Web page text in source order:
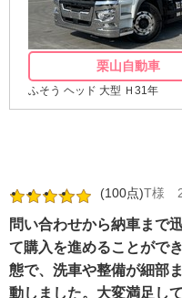
栗山自動車
ふそう ヘッド 大型 Ｈ31年
(100点)T様
問い合わせから納車まで
て購入を進めることがで
態で、洗車や整備が細部
動しました。大変満足して